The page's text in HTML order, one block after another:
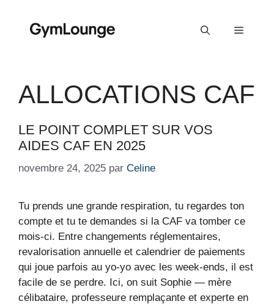
contenu
Menu
ALLOCATIONS CAF
LE POINT COMPLET SUR VOS
AIDES CAF EN 2025
novembre 24, 2025 par Celine
Tu prends une grande respiration, tu regardes ton
compte et tu te demandes si la CAF va tomber ce
mois-ci. Entre changements réglementaires,
revalorisation annuelle et calendrier de paiements
qui joue parfois au yo-yo avec les week-ends, il est
facile de se perdre. Ici, on suit Sophie — mère
célibataire, professeure remplaçante et experte en